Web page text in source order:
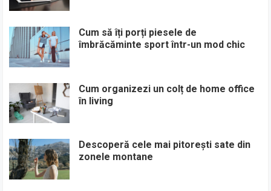
Cum să îți porți piesele de
îmbrăcăminte sport într-un mod chic
Cum organizezi un colț de home office
în living
Descoperă cele mai pitorești sate din
zonele montane